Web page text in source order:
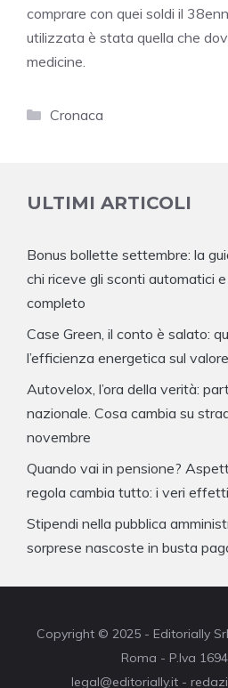
comprare con quei soldi il
utilizzata è stata quella che
medicine.
Categorie
Cronaca
ULTIMI ARTICOLI
Bonus bollette settembre: la
chi riceve gli sconti automatici
completo
Case Green, il conto è salato:
l’efficienza energetica sul
Autovelox, l’ora della verità:
nazionale. Cosa cambia su
novembre
Quando vai in pensione?
regola cambia tutto: i veri
Stipendi nella pubblica
sorprese nascoste in busta
Copyright © 2025 - Editorially
Roma - P.Iva
legal@editorially.it -